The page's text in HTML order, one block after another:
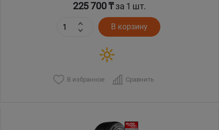
225 700 ₸за 1 шт.
В корзину
В избранное Сравнить